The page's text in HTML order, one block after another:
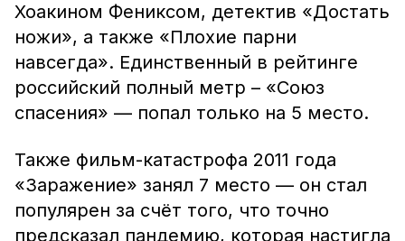
Хоакином Фениксом, детектив «Достать
ножи», а также «Плохие парни
навсегда». Единственный в рейтинге
российский полный метр – «Союз
спасения» — попал только на 5 место.
Также фильм-катастрофа 2011 года
«Заражение» занял 7 место — он стал
популярен за счёт того, что точно
предсказал пандемию, которая настигла